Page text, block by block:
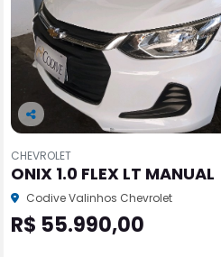
Co
pa
rtil
he
CHEVROLET
ONIX 1.0 FLEX LT MANUAL
Codive Valinhos Chevrolet
R$ 55.990,00